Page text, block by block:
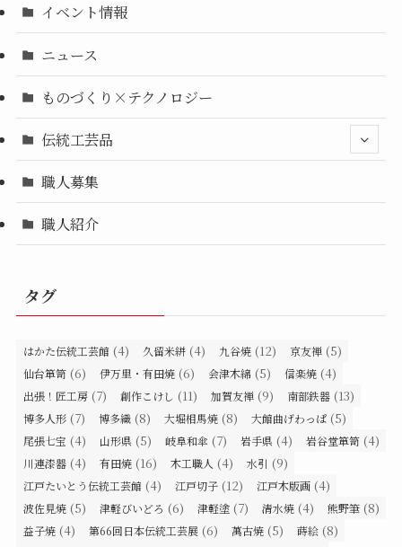
イベント情報
ニュース
ものづくり×テクノロジー
伝統工芸品
職人募集
職人紹介
タグ
はかた伝統工芸館 (4) 久留米絣 (4) 九谷焼 (12) 京友禅 (5)
仙台箪笥 (6) 伊万里・有田焼 (6) 会津木綿 (5) 信楽焼 (4)
出張！匠工房 (7) 創作こけし (11) 加賀友禅 (9) 南部鉄器 (13)
博多人形 (7) 博多織 (8) 大堀相馬焼 (8) 大館曲げわっぱ (5)
尾張七宝 (4) 山形県 (5) 岐阜和傘 (7) 岩手県 (4) 岩谷堂箪笥 (4)
川連漆器 (4) 有田焼 (16) 木工職人 (4) 水引 (9)
江戸たいとう伝統工芸館 (4) 江戸切子 (12) 江戸木版画 (4)
波佐見焼 (5) 津軽びいどろ (6) 津軽塗 (7) 清水焼 (4) 熊野筆 (8)
益子焼 (4) 第66回日本伝統工芸展 (6) 萬古焼 (5) 蒔絵 (8)